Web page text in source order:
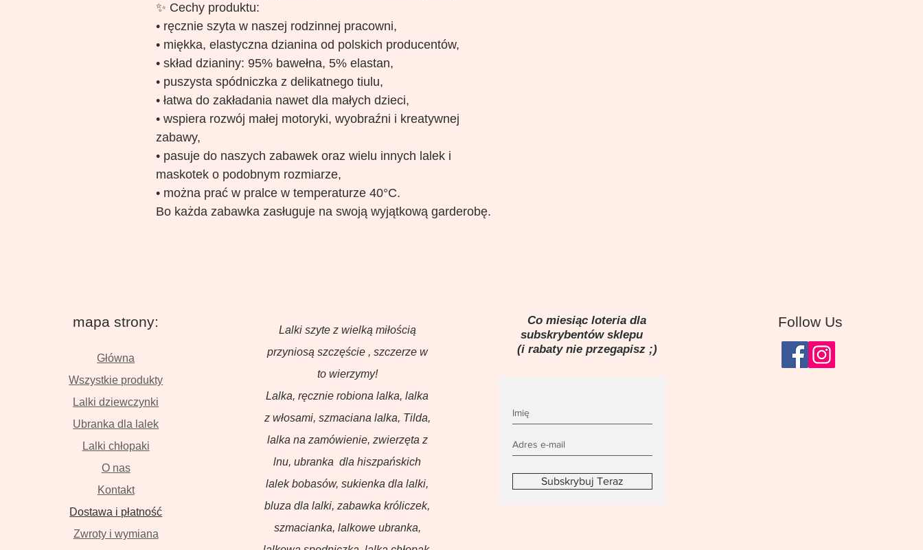
✨ Cechy produktu:
• ręcznie szyta w naszej rodzinnej pracowni,
• miękka, elastyczna dzianina od polskich producentów,
• skład dzianiny: 95% bawełna, 5% elastan,
• puszysta spódniczka z delikatnego tiulu,
• łatwa do zakładania nawet dla małych dzieci,
• wspiera rozwój małej motoryki, wyobraźni i kreatywnej
zabawy,
• pasuje do naszych zabawek oraz wielu innych lalek i
maskotek o podobnym rozmiarze,
• można prać w pralce w temperaturze 40°C.
Bo każda zabawka zasługuje na swoją wyjątkową garderobę.
mapa strony:
Główna
Wszystkie produkty
Lalki dziewczynki
Ubranka dla lalek
Lalki chłopaki
O nas
Kontakt
Dostawa i płatność
Zwroty i wymiana
Lalki szyte z wielką miłością
przyniosą szczęście , szczerze w
to wierzymy!
Lalka, ręcznie robiona lalka, lalka
z włosami, szmaciana lalka, Tilda,
lalka na zamówienie, zwierzęta z
lnu, ubranka dla hiszpańskich
lalek bobasów, sukienka dla lalki,
bluza dla lalki, zabawka króliczek,
szmacianka, lalkowe ubranka,
Co miesiąc loteria dla
subskrybentów sklepu
(i rabaty nie przegapisz ;)
Subskrybuj Teraz
Follow Us